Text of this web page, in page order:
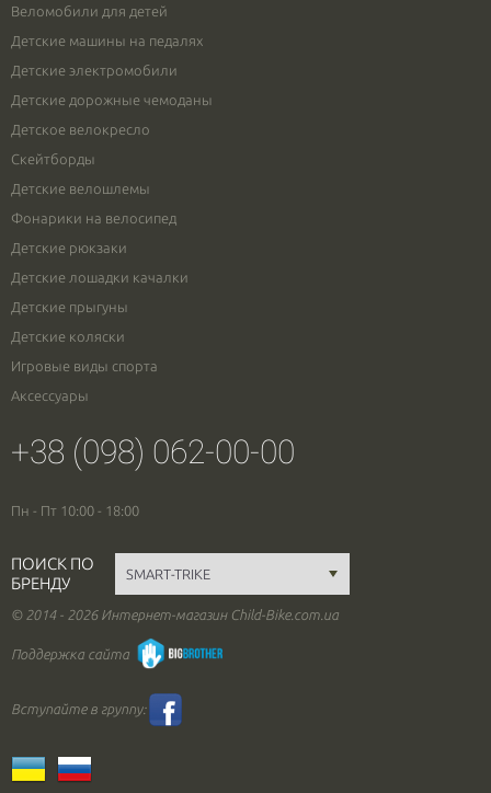
Веломобили для детей
Детские машины на педалях
Детские электромобили
Детские дорожные чемоданы
Детское велокресло
Скейтборды
Детские велошлемы
Фонарики на велосипед
Детские рюкзаки
Детские лошадки качалки
Детские прыгуны
Детские коляски
Игровые виды спорта
Аксессуары
+38 (098) 062-00-00
Пн - Пт 10:00 - 18:00
ПОИСК ПО
БРЕНДУ
© 2014 - 2026 Интернет-магазин Child-Bike.com.ua
Поддержка сайта
Вступайте в группу: